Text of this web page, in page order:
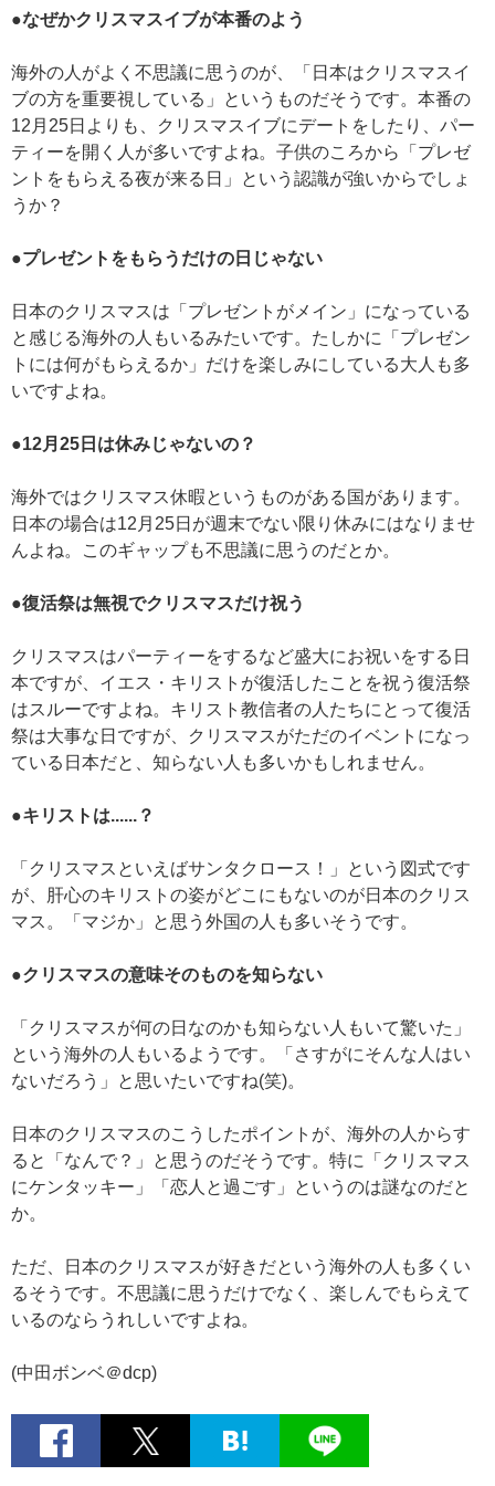
●なぜかクリスマスイブが本番のよう
海外の人がよく不思議に思うのが、「日本はクリスマスイ
ブの方を重要視している」というものだそうです。本番の
12月25日よりも、クリスマスイブにデートをしたり、パー
ティーを開く人が多いですよね。子供のころから「プレゼ
ントをもらえる夜が来る日」という認識が強いからでしょ
うか？
●プレゼントをもらうだけの日じゃない
日本のクリスマスは「プレゼントがメイン」になっている
と感じる海外の人もいるみたいです。たしかに「プレゼン
トには何がもらえるか」だけを楽しみにしている大人も多
いですよね。
●12月25日は休みじゃないの？
海外ではクリスマス休暇というものがある国があります。
日本の場合は12月25日が週末でない限り休みにはなりませ
んよね。このギャップも不思議に思うのだとか。
●復活祭は無視でクリスマスだけ祝う
クリスマスはパーティーをするなど盛大にお祝いをする日
本ですが、イエス・キリストが復活したことを祝う復活祭
はスルーですよね。キリスト教信者の人たちにとって復活
祭は大事な日ですが、クリスマスがただのイベントになっ
ている日本だと、知らない人も多いかもしれません。
●キリストは......？
「クリスマスといえばサンタクロース！」という図式です
が、肝心のキリストの姿がどこにもないのが日本のクリス
マス。「マジか」と思う外国の人も多いそうです。
●クリスマスの意味そのものを知らない
「クリスマスが何の日なのかも知らない人もいて驚いた」
という海外の人もいるようです。「さすがにそんな人はい
ないだろう」と思いたいですね(笑)。
日本のクリスマスのこうしたポイントが、海外の人からす
ると「なんで？」と思うのだそうです。特に「クリスマス
にケンタッキー」「恋人と過ごす」というのは謎なのだと
か。
ただ、日本のクリスマスが好きだという海外の人も多くい
るそうです。不思議に思うだけでなく、楽しんでもらえて
いるのならうれしいですよね。
(中田ボンベ＠dcp)